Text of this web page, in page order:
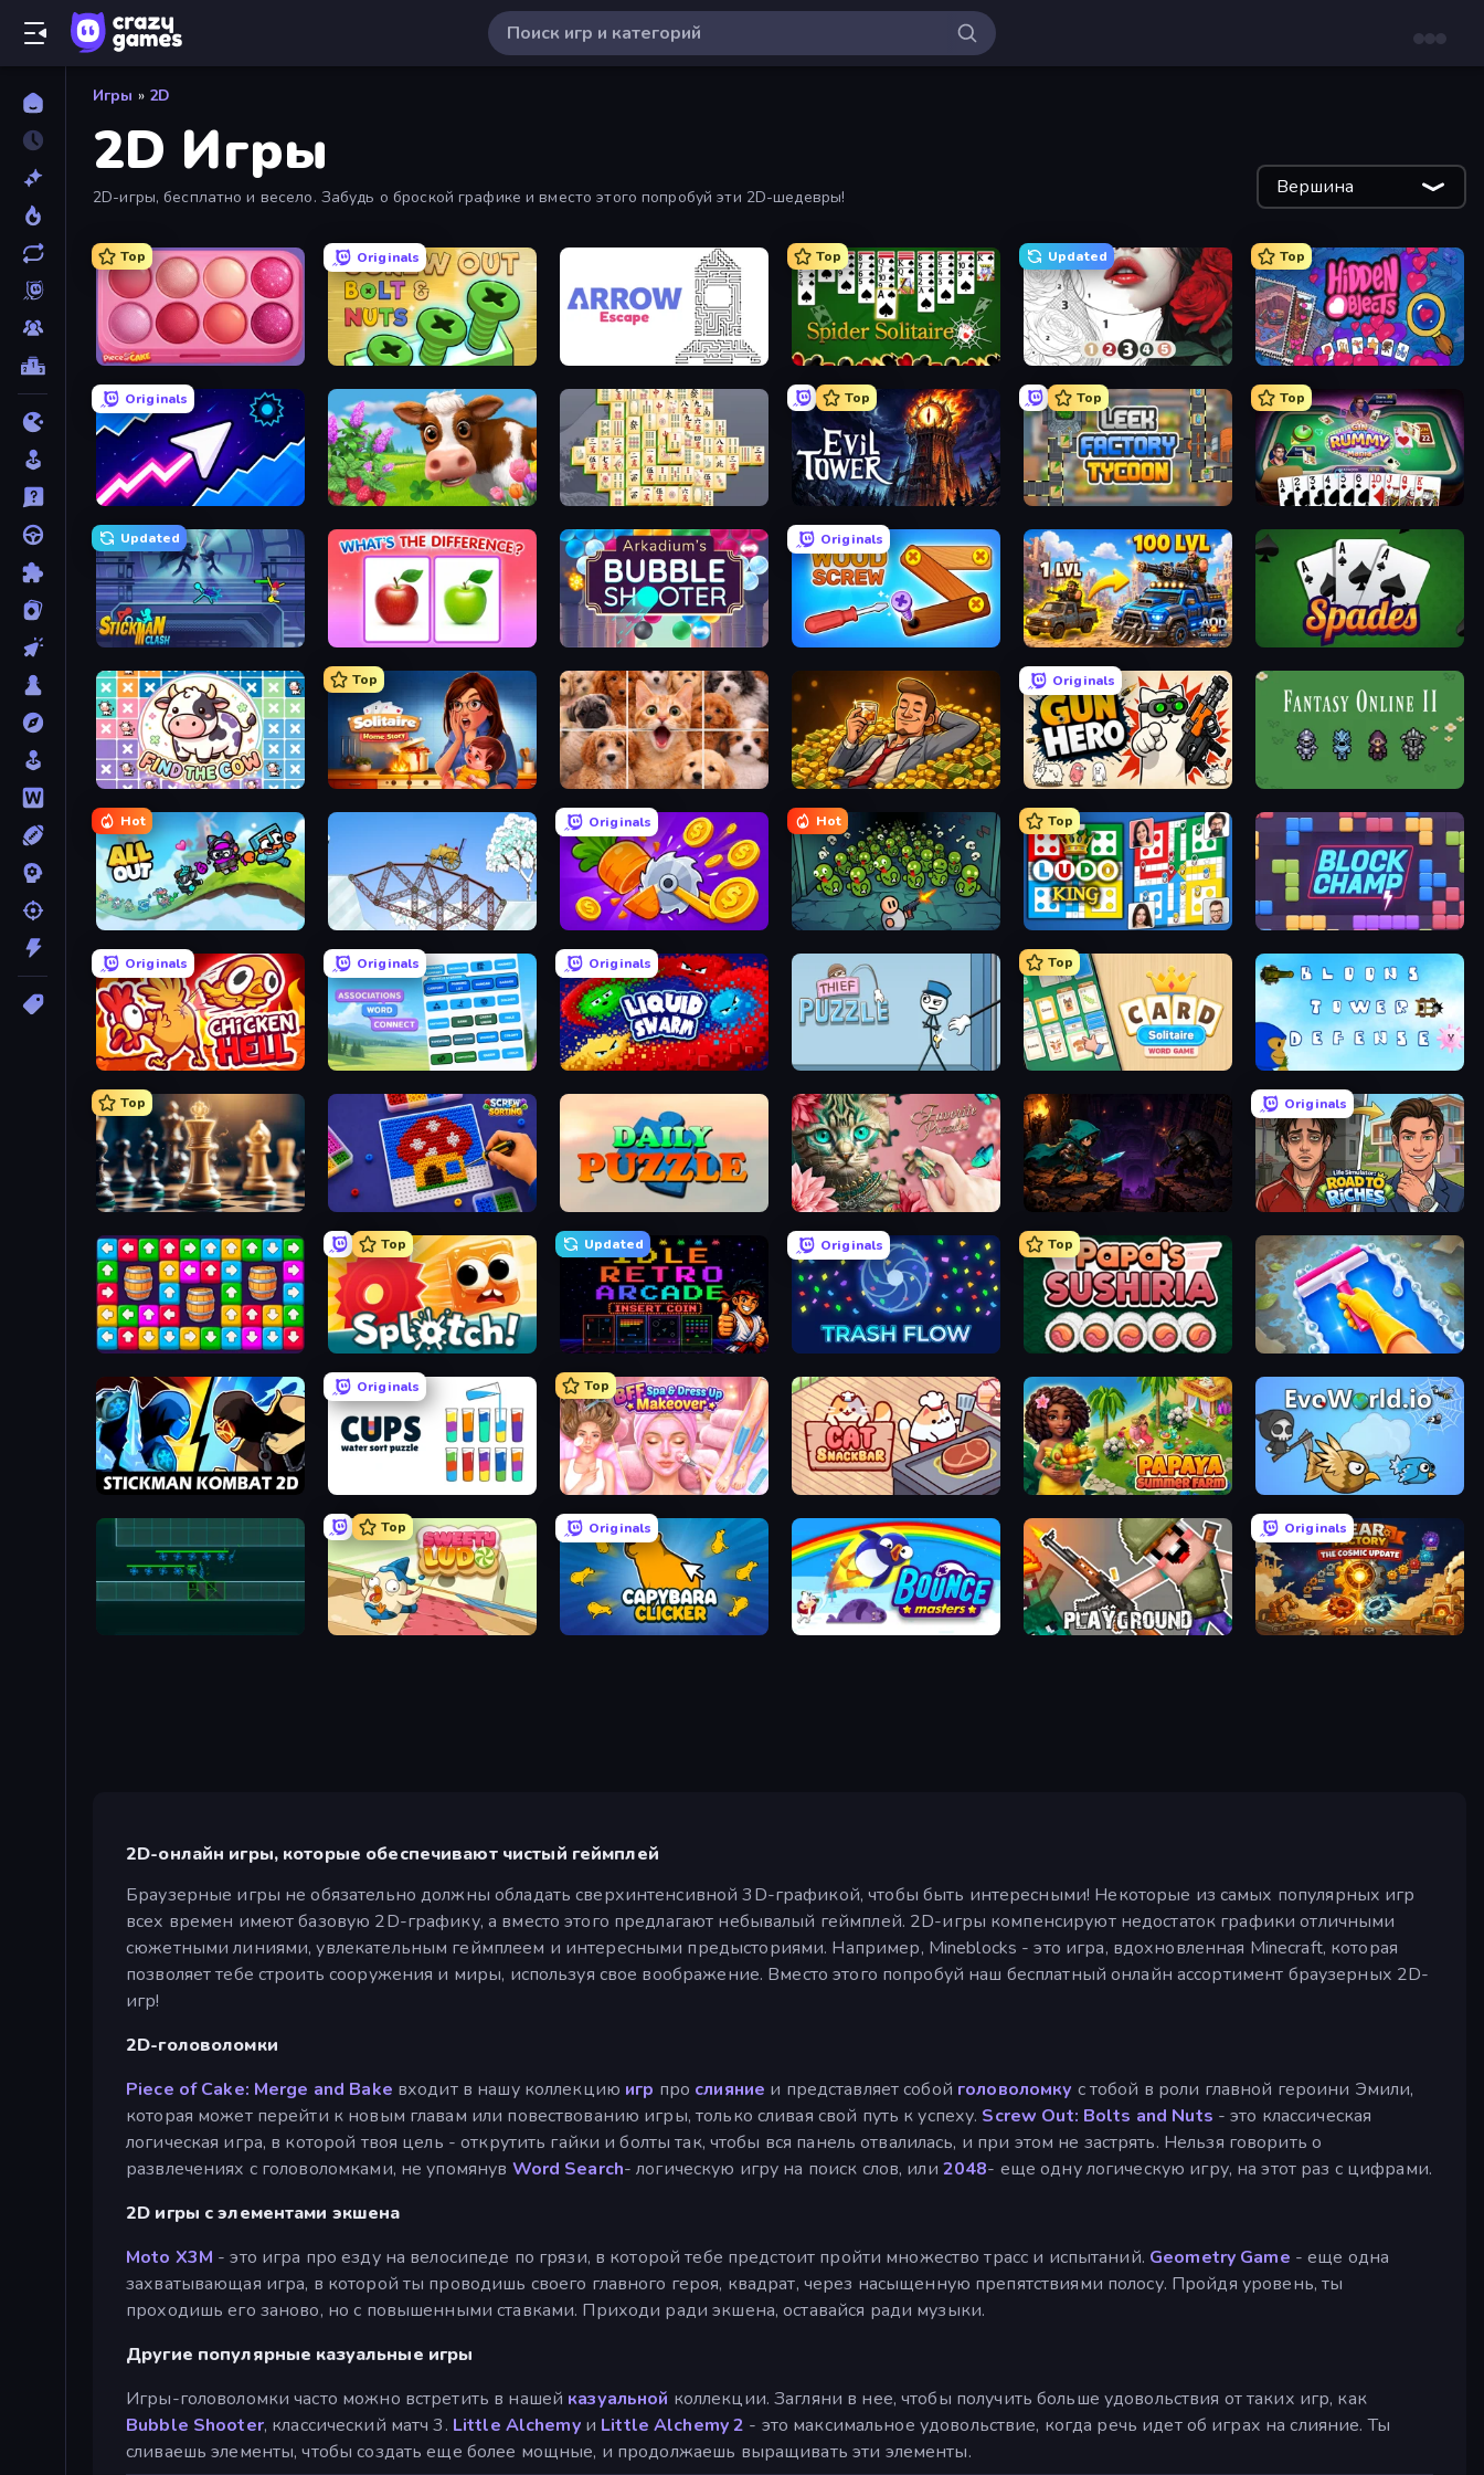
Игры » 2D
2D Игры
2D-игры, бесплатно и весело. Забудь о броской графике и вместо этого попробуй эти 2D-шедевры! Вершина
Top
Piece of Cake: Merge and Bake
Originals
Screw Out: Bolts and Nuts
Top
Spider Solitaire
Updated
Numicolor
Top
Hidden Objects
Originals
Space Waves Country Life Meadows Mahjong Online
Top
Evil Tower
Top
Leek Factory Tycoon
Top
Gin Rummy Mania
Updated
Stickman Clash What's The Difference? Arkadium's Bubble Shooter
Originals
Wood Screw: Bolts Puzzle AOD - Art Of Defense Spades
Find The Cow
Top
Solitaire Home Story Jigpic Solitaire Idle Billionaire Tycoon
Originals
Gun Hero: Cat Survival
Hot
All Out Railway Bridge
Originals
Farm Ring Idle
Hot
Base Defence
Top
Ludo King Block Champ
Originals
Chicken Hell
Originals
Associations - Word Connect
Originals
Liquid Swarm Thief Puzzle
Top
Card Solitaire: Word Game Bloons Tower Defense 3
Top
Chess Free Screw Sorting Favorite Puzzles Dungeon Descent
Originals
Life Simulator: Road to Riches
Tap Away Story
Top
Splotch!
Updated
Idle Retro Arcade
Originals
Trash Flow
Top
Papa's Sushiria Hotel Rush: Merge Story
Stickman Kombat 2D
Originals Top
BFF Makeover - Spa & Dress Up Cat Snack Bar Papaya Summer Farm EvoWorld.io (FlyOrDie.io)
Top
Sweety Ludo
Originals
Capybara Clicker Bouncemasters Playground
Originals
Gear Factory
2D-онлайн игры, которые обеспечивают чистый геймплей
Браузерные игры не обязательно должны обладать сверхинтенсивной 3D-графикой, чтобы быть интересными! Некоторые из самых популярных игр
всех времен имеют базовую 2D-графику, а вместо этого предлагают небывалый геймплей. 2D-игры компенсируют недостаток графики отличными
сюжетными линиями, увлекательным геймплеем и интересными предысториями. Например, Mineblocks - это игра, вдохновленная Minecraft, которая
позволяет тебе строить сооружения и миры, используя свое воображение. Вместо этого попробуй наш бесплатный онлайн ассортимент браузерных 2D-
игр!
2D-головоломки
Piece of Cake: Merge and Bake входит в нашу коллекцию игр про слияние и представляет собой головоломку с тобой в роли главной героини Эмили,
которая может перейти к новым главам или повествованию игры, только сливая свой путь к успеху. Screw Out: Bolts and Nuts - это классическая
логическая игра, в которой твоя цель - открутить гайки и болты так, чтобы вся панель отвалилась, и при этом не застрять. Нельзя говорить о
развлечениях с головоломками, не упомянув Word Search- логическую игру на поиск слов, или 2048- еще одну логическую игру, на этот раз с цифрами.
2D игры с элементами экшена
Moto X3M - это игра про езду на велосипеде по грязи, в которой тебе предстоит пройти множество трасс и испытаний. Geometry Game - еще одна
захватывающая игра, в которой ты проводишь своего главного героя, квадрат, через насыщенную препятствиями полосу. Пройдя уровень, ты
проходишь его заново, но с повышенными ставками. Приходи ради экшена, оставайся ради музыки.
Другие популярные казуальные игры
Игры-головоломки часто можно встретить в нашей казуальной коллекции. Загляни в нее, чтобы получить больше удовольствия от таких игр, как
Bubble Shooter, классический матч 3. Little Alchemyи Little Alchemy 2 - это максимальное удовольствие, когда речь идет об играх на слияние. Ты
сливаешь элементы, чтобы создать еще более мощные, и продолжаешь выращивать эти элементы.